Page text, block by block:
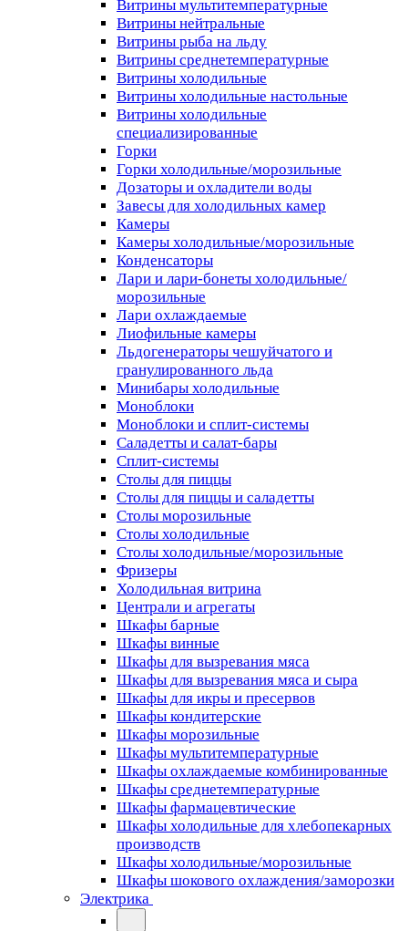
Витрины мультитемпературные
Витрины нейтральные
Витрины рыба на льду
Витрины среднетемпературные
Витрины холодильные
Витрины холодильные настольные
Витрины холодильные
специализированные
Горки
Горки холодильные/морозильные
Дозаторы и охладители воды
Завесы для холодильных камер
Камеры
Камеры холодильные/морозильные
Конденсаторы
Лари и лари-бонеты холодильные/
морозильные
Лари охлаждаемые
Лиофильные камеры
Льдогенераторы чешуйчатого и
гранулированного льда
Минибары холодильные
Моноблоки
Моноблоки и сплит-системы
Саладетты и салат-бары
Сплит-системы
Столы для пиццы
Столы для пиццы и саладетты
Столы морозильные
Столы холодильные
Столы холодильные/морозильные
Фризеры
Холодильная витрина
Централи и агрегаты
Шкафы барные
Шкафы винные
Шкафы для вызревания мяса
Шкафы для вызревания мяса и сыра
Шкафы для икры и пресервов
Шкафы кондитерские
Шкафы морозильные
Шкафы мультитемпературные
Шкафы охлаждаемые комбинированные
Шкафы среднетемпературные
Шкафы фармацевтические
Шкафы холодильные для хлебопекарных
производств
Шкафы холодильные/морозильные
Шкафы шокового охлаждения/заморозки
Электрика